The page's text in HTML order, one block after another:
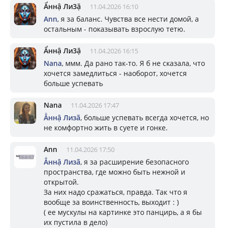
Ẩннậ Ли3ặ 11.04.2026 16:10
Ann, я за баланс. Чувства все нести домой, а
остальным - показывать взрослую тетю.
Ẩннậ Ли3ặ 11.04.2026 16:15
Nana, ммм. Да рано так-то. Я б не сказала, что
хочется замедлиться - наоборот, хочется
больше успевать
Nana 11.04.2026 17:47
Ẳннậ Лизã, больше успевать всегда хочется, но
не комфортно жить в суете и гонке.
Ann 11.04.2026 17:50
Ẳннậ Лизã, я за расширение безопасного
пространства, где можно быть нежной и
открытой.
За них надо сражаться, правда. Так что я
вообще за воинственность, выходит : )
( ее мускулы на картинке это панцирь, а я бы
их пустила в дело)